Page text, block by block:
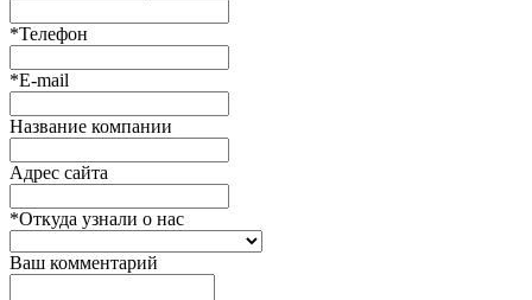
*Телефон
*E-mail
Название компании
Адрес сайта
*Откуда узнали о нас
Ваш комментарий